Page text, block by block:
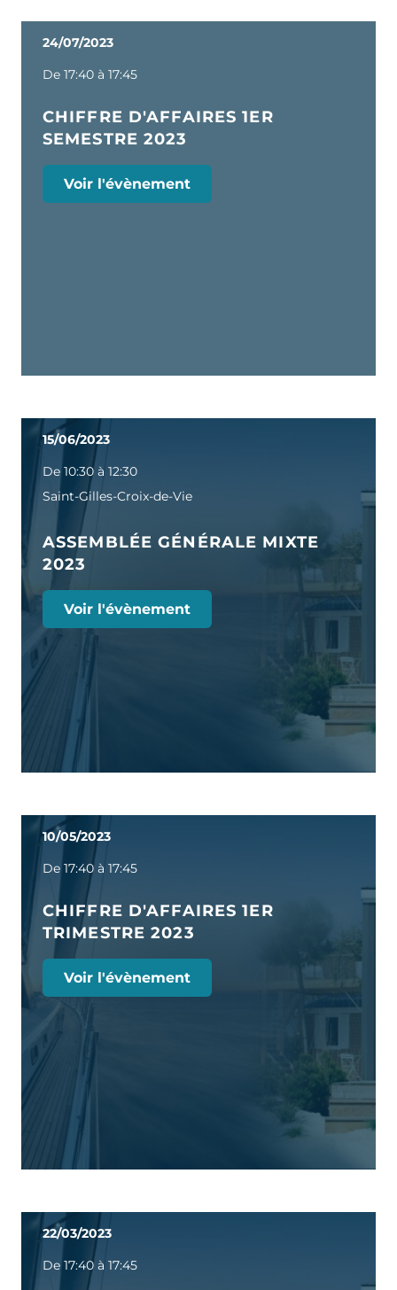
24/07/2023
De 17:40 à 17:45
CHIFFRE D'AFFAIRES 1ER
SEMESTRE 2023
Voir l'évènement
15/06/2023
De 10:30 à 12:30
Saint-Gilles-Croix-de-Vie
ASSEMBLÉE GÉNÉRALE MIXTE
2023
Voir l'évènement
10/05/2023
De 17:40 à 17:45
CHIFFRE D'AFFAIRES 1ER
TRIMESTRE 2023
Voir l'évènement
22/03/2023
De 17:40 à 17:45